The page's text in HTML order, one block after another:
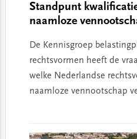
Standpunt
naamloze
De Kennisgroep
rechtsvormen heeft de
welke Nederlandse
naamloze vennootschap